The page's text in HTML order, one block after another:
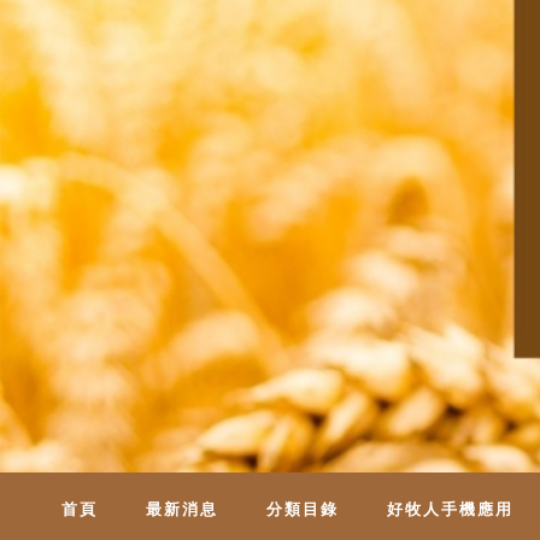
首頁 最新消息 分類目錄 好牧人手機應用